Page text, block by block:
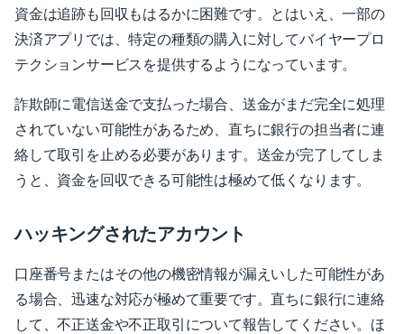
資金は追跡も回収もはるかに困難です。とはいえ、一部の
決済アプリでは、特定の種類の購入に対してバイヤープロ
テクションサービスを提供するようになっています。
詐欺師に電信送金で支払った場合、送金がまだ完全に処理
されていない可能性があるため、直ちに銀行の担当者に連
絡して取引を止める必要があります。送金が完了してしま
うと、資金を回収できる可能性は極めて低くなります。
ハッキングされたアカウント
口座番号またはその他の機密情報が漏えいした可能性があ
る場合、迅速な対応が極めて重要です。直ちに銀行に連絡
して、不正送金や不正取引について報告してください。ほ